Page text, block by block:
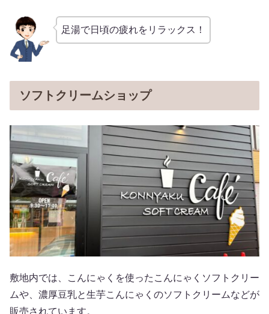
足湯で日頃の疲れをリラックス！
ソフトクリームショップ
敷地内では、こんにゃくを使ったこんにゃくソフトクリー
ムや、濃厚豆乳と生芋こんにゃくのソフトクリームなどが
販売されています。